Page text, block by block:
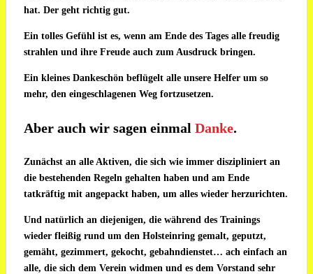
hat. Der geht richtig gut.
Ein tolles Gefühl ist es, wenn am Ende des Tages alle freudig
strahlen und ihre Freude auch zum Ausdruck bringen.
Ein kleines Dankeschön beflügelt alle unsere Helfer um so
mehr, den eingeschlagenen Weg fortzusetzen.
Aber auch wir sagen einmal Danke.
Zunächst an alle Aktiven, die sich wie immer diszipliniert an
die bestehenden Regeln gehalten haben und am Ende
tatkräftig mit angepackt haben, um alles wieder herzurichten.
Und natürlich an diejenigen, die während des Trainings
wieder fleißig rund um den Holsteinring gemalt, geputzt,
gemäht, gezimmert, gekocht, gebahndienstet… ach einfach an
alle, die sich dem Verein widmen und es dem Vorstand sehr